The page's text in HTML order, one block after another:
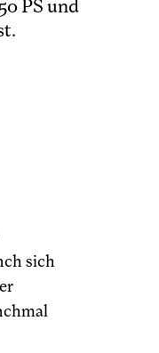
PS und
sich